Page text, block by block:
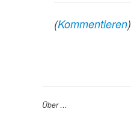
(Kommentieren)
Über …